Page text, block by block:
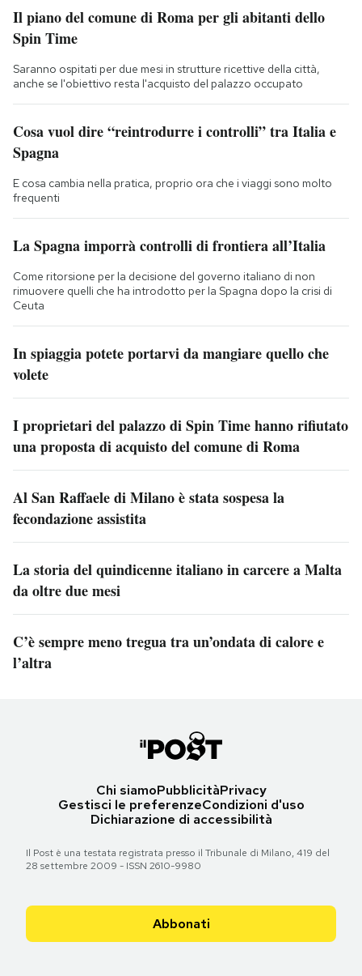
Il piano del comune di Roma per gli abitanti dello
Spin Time
Saranno ospitati per due mesi in strutture ricettive della città,
anche se l'obiettivo resta l'acquisto del palazzo occupato
Cosa vuol dire “reintrodurre i controlli” tra Italia e
Spagna
E cosa cambia nella pratica, proprio ora che i viaggi sono molto
frequenti
La Spagna imporrà controlli di frontiera all’Italia
Come ritorsione per la decisione del governo italiano di non
rimuovere quelli che ha introdotto per la Spagna dopo la crisi di
Ceuta
In spiaggia potete portarvi da mangiare quello che
volete
I proprietari del palazzo di Spin Time hanno rifiutato
una proposta di acquisto del comune di Roma
Al San Raffaele di Milano è stata sospesa la
fecondazione assistita
La storia del quindicenne italiano in carcere a Malta
da oltre due mesi
C’è sempre meno tregua tra un’ondata di calore e
l’altra
Chi siamoPubblicitàPrivacy
Gestisci le preferenzeCondizioni d'uso
Dichiarazione di accessibilità
Il Post è una testata registrata presso il Tribunale di Milano, 419 del
28 settembre 2009 - ISSN 2610-9980
Abbonati